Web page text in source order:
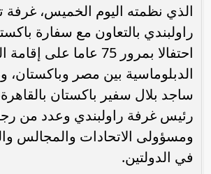
الذي نظمته اليوم الخميس، غرفة
راولبندي بالتعاون مع سفارة
احتفالا بمرور 75 عاما على
الدبلوماسية بين مصر وباكستان،
ساجد بلال سفير باكستان
رئيس غرفة راولبندي وعدد من
ومسؤولى الاتحادات والمجالس
في الدولتين.